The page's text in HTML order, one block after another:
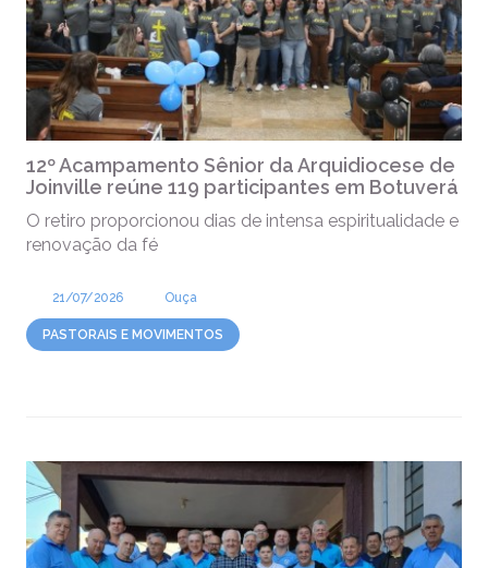
12º Acampamento Sênior da Arquidiocese de
Joinville reúne 119 participantes em Botuverá
O retiro proporcionou dias de intensa espiritualidade e
renovação da fé
21/07/2026 Ouça
PASTORAIS E MOVIMENTOS